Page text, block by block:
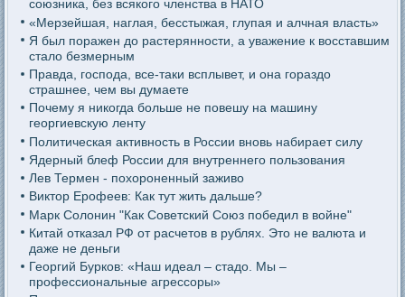
союзника, без всякого членства в НАТО
«Мерзейшая, наглая, бесстыжая, глупая и алчная власть»
Я был поражен до растерянности, а уважение к восставшим
стало безмерным
Правда, господа, все-таки всплывет, и она гораздо
страшнее, чем вы думаете
Почему я никогда больше не повешу на машину
георгиевскую ленту
Политическая активность в России вновь набирает силу
Ядерный блеф России для внутреннего пользования
Лев Термен - похороненный заживо
Виктор Ерофеев: Как тут жить дальше?
Марк Солонин "Как Советский Союз победил в войне"
Китай отказал РФ от расчетов в рублях. Это не валюта и
даже не деньги
Георгий Бурков: «Наш идеал – стадо. Мы –
профессиональные агрессоры»